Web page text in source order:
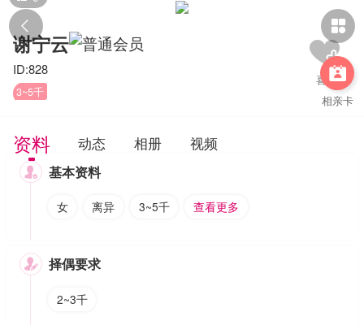
 

相亲卡
谢宁云
ID:828
3~5千
资料 动态 相册 视频
 基本资料
女 离异 3~5千 查看更多
 择偶要求
2~3千